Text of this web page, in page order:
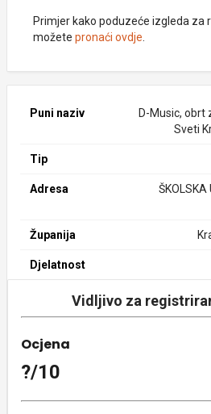
Primjer kako poduzeće izgleda za
možete pronaći ovdje
Puni naziv
D-Music, obrt
Sveti
Tip
Adresa
ŠKOLSKA
Županija
Djelatnost
Vidljivo za
Ocjena
?/10